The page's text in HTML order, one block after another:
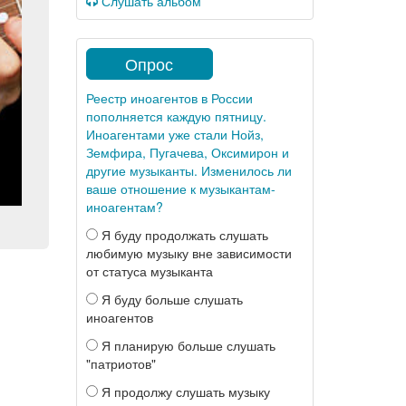
Опрос
Реестр иноагентов в России
пополняется каждую пятницу.
Иноагентами уже стали Нойз,
Земфира, Пугачева, Оксимирон и
другие музыканты. Изменилось ли
ваше отношение к музыкантам-
иноагентам?
Я буду продолжать слушать
любимую музыку вне зависимости
от статуса музыканта
Я буду больше слушать
иноагентов
Я планирую больше слушать
"патриотов"
Я продолжу слушать музыку